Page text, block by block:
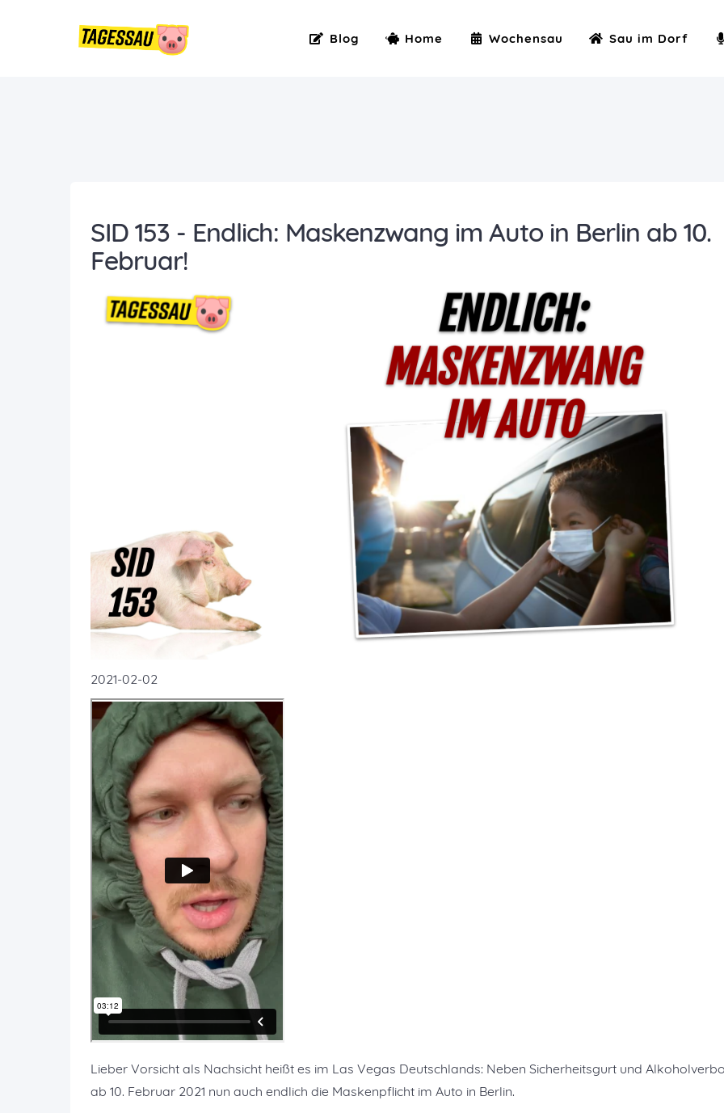
Blog Home Wochensau Sau im Dorf
SID 153 - Endlich: Maskenzwang im Auto in Berlin ab 10.
Februar!
2021-02-02
Lieber Vorsicht als Nachsicht heißt es im Las Vegas Deutschlands: Neben Sicherheitsgurt und
ab 10. Februar 2021 nun auch endlich die Maskenpflicht im Auto in Berlin.